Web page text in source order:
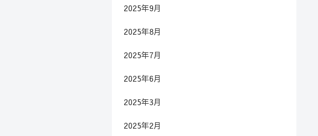
2025年9月
2025年8月
2025年7月
2025年6月
2025年3月
2025年2月